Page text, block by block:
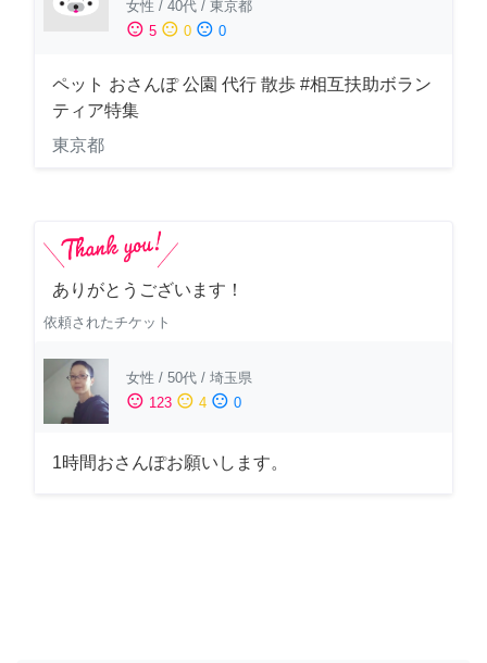
女性 / 40代 / 東京都
sentiment_satisfied 5 sentiment_neutral 0 sentiment_dissatisfied 0
ペット おさんぽ 公園 代行 散歩 #相互扶助ボラン
ティア特集
東京都
ありがとうございます！
依頼されたチケット
女性 / 50代 / 埼玉県
sentiment_satisfied 123 sentiment_neutral 4 sentiment_dissatisfied 0
1時間おさんぽお願いします。